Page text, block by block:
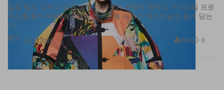
패션
일곱 벌의 코트와 일곱 벌의 티셔츠가 브랜드 특유의 머티리얼 프로
세스를 통해 Matsuyama의 캔버스를 새로운 텍스타일로 옮겨 담는
다.
Jul 2, 2026 849 0